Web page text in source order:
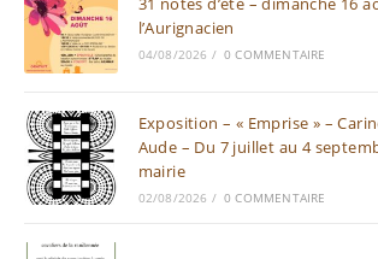
l’Aurignacien
04/08/2026 / 0 COMMENTAIRE
Exposition – « Emprise » –
Aude – Du 7 juillet au 4
mairie
02/08/2026 / 0 COMMENTAIRE